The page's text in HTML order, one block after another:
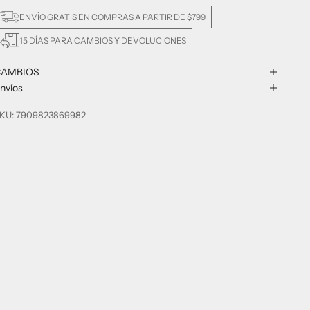
ENVÍO GRATIS EN COMPRAS A PARTIR DE $799
15 DÍAS PARA CAMBIOS Y DEVOLUCIONES
7909823869982